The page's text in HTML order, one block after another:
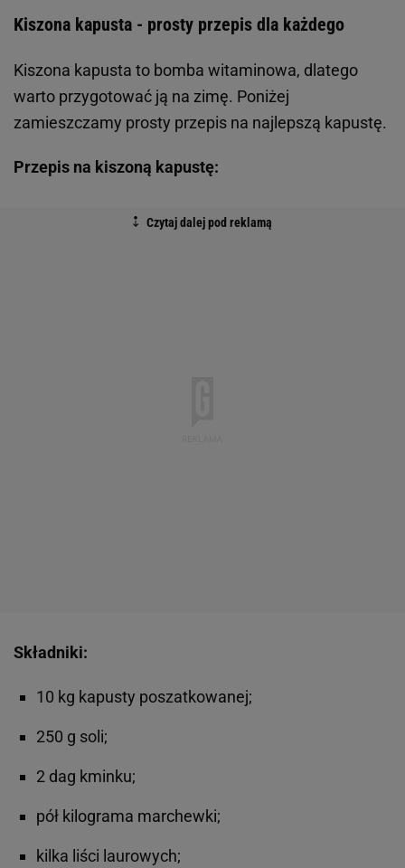
Kiszona kapusta - prosty przepis dla każdego
Kiszona kapusta to bomba witaminowa, dlatego
warto przygotować ją na zimę. Poniżej
zamieszczamy prosty przepis na najlepszą kapustę.
Przepis na kiszoną kapustę:
Składniki:
10 kg kapusty poszatkowanej;
250 g soli;
2 dag kminku;
pół kilograma marchewki;
kilka liści laurowych;